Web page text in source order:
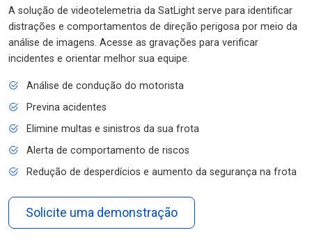
A solução de videotelemetria da SatLight serve para identificar
distrações e comportamentos de direção perigosa por meio da
análise de imagens. Acesse as gravações para verificar
incidentes e orientar melhor sua equipe.
Análise de condução do motorista
Previna acidentes
Elimine multas e sinistros da sua frota
Alerta de comportamento de riscos
Redução de desperdícios e aumento da segurança na frota
Solicite uma demonstração